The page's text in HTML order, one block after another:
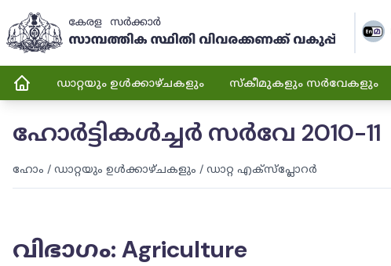
ഡാറ്റയും ഉൾക്കാഴ്ചകളും സ്കീമുകളും സർവേകളും
ഹോർട്ടികൾച്ചർ സർവേ 2010-11
ഹോം / ഡാറ്റയും ഉൾക്കാഴ്ചകളും / ഡാറ്റ എക്സ്പ്ലോറർ
വിഭാഗം: Agriculture